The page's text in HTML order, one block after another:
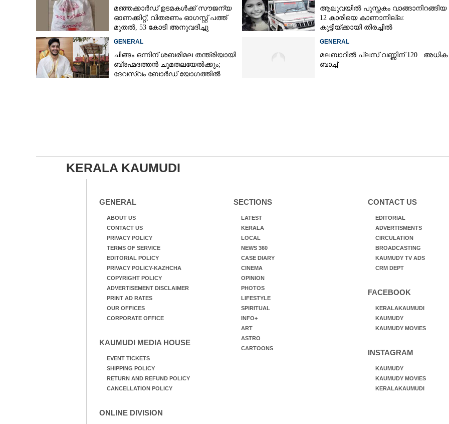
മഞ്ഞക്കാർഡ് ഉടമകൾക്ക് സൗജന്യ
ഓണക്കിറ്റ്; വിതരണം ഓഗസ്റ്റ് പത്ത്
മുതൽ, 53 കോടി അനുവദിച്ചു
ആലുവയിൽ പുസ്തകം വാങ്ങാനിറങ്ങിയ
12 കാരിയെ കാണാനില്ല:
കുട്ടിയ്ക്കായി തിരച്ചിൽ
GENERAL
ചിങ്ങം ഒന്നിന് ശബരിമല തന്ത്രിയായി
ബ്രഹ്മദത്തൻ ചുമതലയേൽക്കും;
ദേവസ്വം ബോർഡ് യോഗത്തിൽ
GENERAL
മലബാറിൽ പ്ലസ് വണ്ണിന് 120 അധിക
ബാച്ച്
KERALA KAUMUDI
GENERAL
ABOUT US
CONTACT US
PRIVACY POLICY
TERMS OF SERVICE
EDITORIAL POLICY
PRIVACY POLICY-KAZHCHA
COPYRIGHT POLICY
ADVERTISEMENT DISCLAIMER
PRINT AD RATES
OUR OFFICES
CORPORATE OFFICE
KAUMUDI MEDIA HOUSE
EVENT TICKETS
SHIPPING POLICY
RETURN AND REFUND POLICY
CANCELLATION POLICY
ONLINE DIVISION
SECTIONS
LATEST
KERALA
LOCAL
NEWS 360
CASE DIARY
CINEMA
OPINION
PHOTOS
LIFESTYLE
SPIRITUAL
INFO+
ART
ASTRO
CARTOONS
CONTACT US
EDITORIAL
ADVERTISMENTS
CIRCULATION
BROADCASTING
KAUMUDY TV ADS
CRM DEPT
FACEBOOK
KERALAKAUMUDI
KAUMUDY
KAUMUDY MOVIES
INSTAGRAM
KAUMUDY
KAUMUDY MOVIES
KERALAKAUMUDI